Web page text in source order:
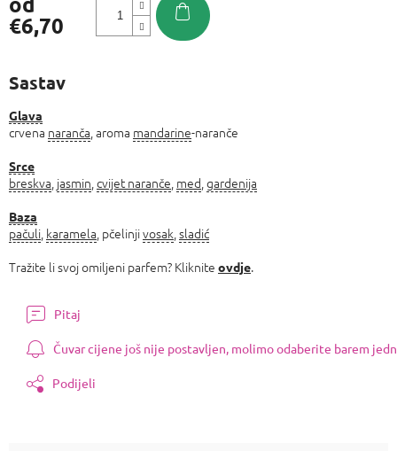
€6,70
Sastav
Glava
crvena naranča , aroma mandarine-naranče
Srce
breskva jasmin cvijet naranče med gardenija
Baza
pačuli karamela , pčelinjivosak sladić
Tražite li svoj omiljeni parfem? Kliknite ovdje.
Pitaj
Čuvar cijene još nije postavljen, molimo odaberite barem
Podijeli